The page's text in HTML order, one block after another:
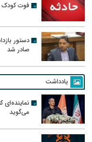
فوت کودک ۷ ساله رفسنجانی در سانحه رانندگی
دستور
صادر شد
یادداشت
می‌گوید